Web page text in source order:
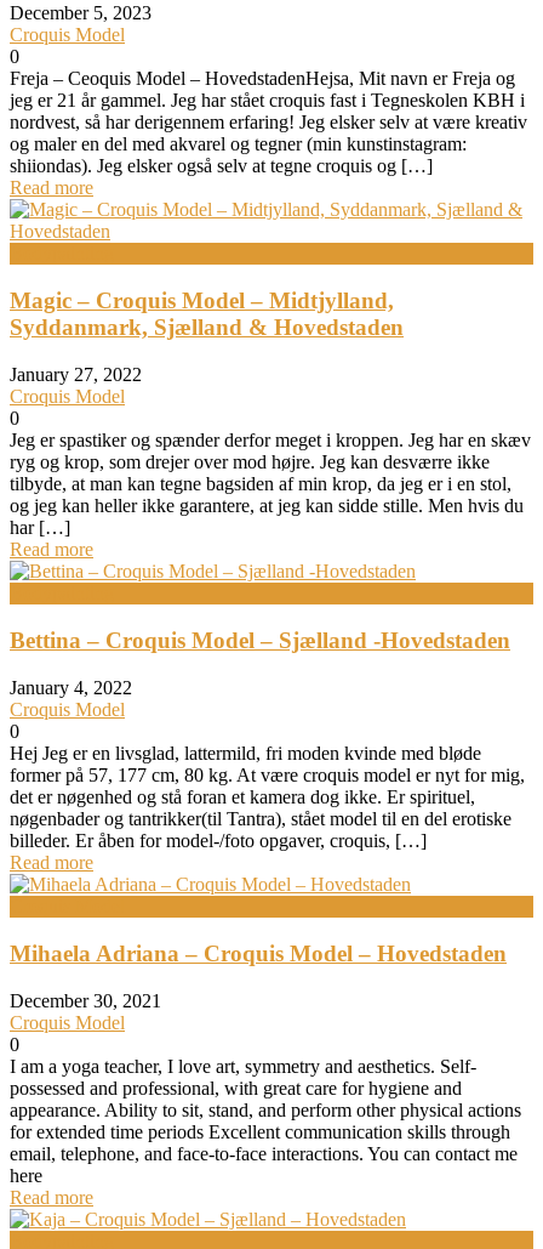
December 5, 2023
Croquis Model
0
Freja – Ceoquis Model – HovedstadenHejsa, Mit navn er Freja og
jeg er 21 år gammel. Jeg har stået croquis fast i Tegneskolen KBH i
nordvest, så har derigennem erfaring! Jeg elsker selv at være kreativ
og maler en del med akvarel og tegner (min kunstinstagram:
shiiondas). Jeg elsker også selv at tegne croquis og […]
Read more
Magic – Croquis Model – Midtjylland,
Syddanmark, Sjælland & Hovedstaden
January 27, 2022
Croquis Model
0
Jeg er spastiker og spænder derfor meget i kroppen. Jeg har en skæv
ryg og krop, som drejer over mod højre. Jeg kan desværre ikke
tilbyde, at man kan tegne bagsiden af min krop, da jeg er i en stol,
og jeg kan heller ikke garantere, at jeg kan sidde stille. Men hvis du
har […]
Read more
Bettina – Croquis Model – Sjælland -Hovedstaden
January 4, 2022
Croquis Model
0
Hej Jeg er en livsglad, lattermild, fri moden kvinde med bløde
former på 57, 177 cm, 80 kg. At være croquis model er nyt for mig,
det er nøgenhed og stå foran et kamera dog ikke. Er spirituel,
nøgenbader og tantrikker(til Tantra), stået model til en del erotiske
billeder. Er åben for model-/foto opgaver, croquis, […]
Read more
Mihaela Adriana – Croquis Model – Hovedstaden
December 30, 2021
Croquis Model
0
I am a yoga teacher, I love art, symmetry and aesthetics. Self-
possessed and professional, with great care for hygiene and
appearance. Ability to sit, stand, and perform other physical actions
for extended time periods Excellent communication skills through
email, telephone, and face-to-face interactions. You can contact me
here
Read more